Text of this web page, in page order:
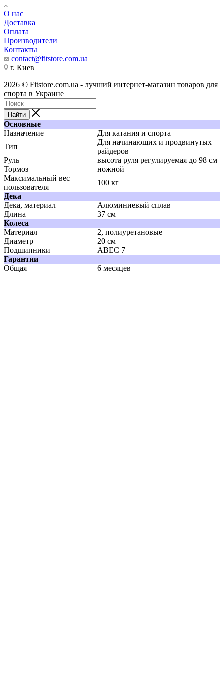
О нас
Доставка
Оплата
Производители
Контакты
contact@fitstore.com.ua
г. Киев
2026 © Fitstore.com.ua - лучший интернет-магазин товаров для
спорта в Украине
Найти
Основные
Назначение
Для катания и спорта
Тип
Для начинающих и продвинутых
райдеров
Руль
высота руля регулируемая до 98 см
Тормоз
ножной
Максимальный вес
пользователя
100 кг
Дека
Дека, материал
Алюминиевый сплав
Длина
37 см
Колеса
Материал
2, полиуретановые
Диаметр
20 см
Подшипники
ABEC 7
Гарантии
Общая
6 месяцев